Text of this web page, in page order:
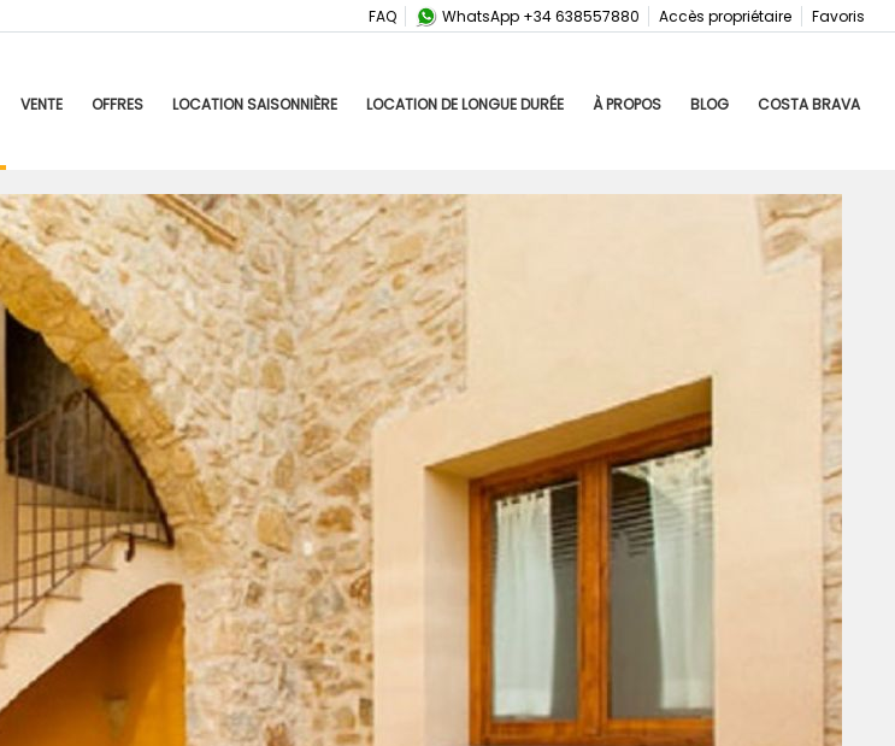
Favoris
Accès propriétaire
WhatsApp +34 638557880
FAQ
VENTE OFFRES LOCATION SAISONNIÈRE LOCATION DE LONGUE DURÉE À PROPOS BLOG COSTA BRAVA